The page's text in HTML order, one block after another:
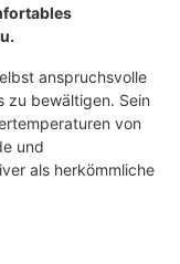
anspruchsvolle
zu bewältigen. Sein
von
und
als herkömmliche